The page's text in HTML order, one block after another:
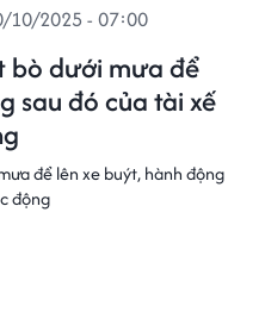
bò dưới mưa để
sau đó của tài xế
10/2025 - 07:00